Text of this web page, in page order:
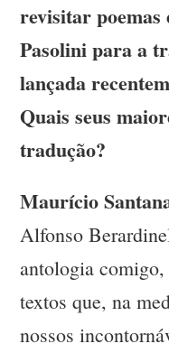
revisitar poemas
Pasolini para a
lançada
Quais seus
tradução?
Maurício
Alfonso
antologia comigo,
textos que, na
nossos